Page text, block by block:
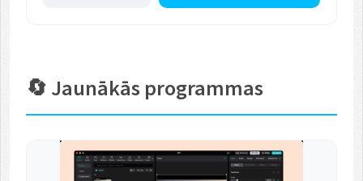
🔄 Jaunākās programmas